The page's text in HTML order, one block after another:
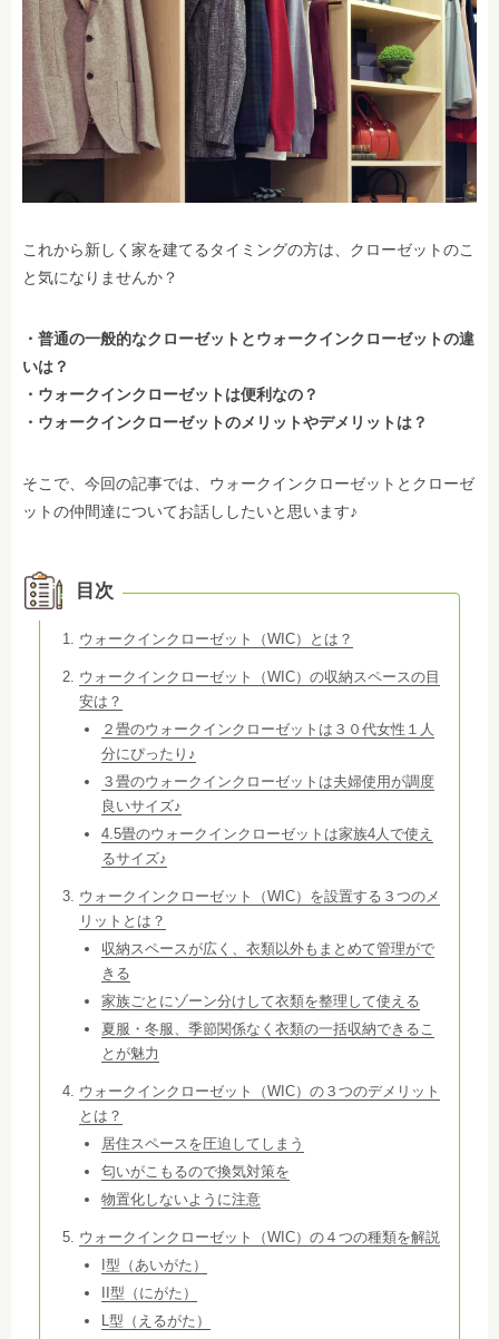
これから新しく家を建てるタイミングの方は、クローゼットのこ
と気になりませんか？
・普通の一般的なクローゼットとウォークインクローゼットの違
いは？
・ウォークインクローゼットは便利なの？
・ウォークインクローゼットのメリットやデメリットは？
そこで、今回の記事では、ウォークインクローゼットとクローゼ
ットの仲間達についてお話ししたいと思います♪
目次
ウォークインクローゼット（WIC）とは？
ウォークインクローゼット（WIC）の収納スペースの目
安は？
２畳のウォークインクローゼットは３０代女性１人
分にぴったり♪
３畳のウォークインクローゼットは夫婦使用が調度
良いサイズ♪
4.5畳のウォークインクローゼットは家族4人で使え
るサイズ♪
ウォークインクローゼット（WIC）を設置する３つのメ
リットとは？
収納スペースが広く、衣類以外もまとめて管理がで
きる
家族ごとにゾーン分けして衣類を整理して使える
夏服・冬服、季節関係なく衣類の一括収納できるこ
とが魅力
ウォークインクローゼット（WIC）の３つのデメリット
とは？
居住スペースを圧迫してしまう
匂いがこもるので換気対策を
物置化しないように注意
ウォークインクローゼット（WIC）の４つの種類を解説
I型（あいがた）
II型（にがた）
L型（えるがた）